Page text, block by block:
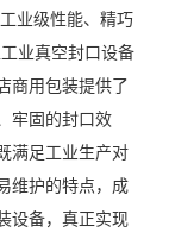
业级性能、精巧
业真空封口设备
商用包装提供了
牢固的封口效
满足工业生产对
维护的特点，成
设备，真正实现